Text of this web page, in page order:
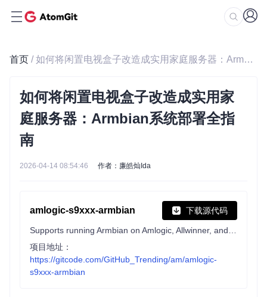
首页 / 如何将闲置电视盒子改造成实用家庭服务器：Armbian系统部署全指南
如何将闲置电视盒子改造成实用家
庭服务器：Armbian系统部署全指
南
2026-04-14 08:54:46 作者：廉皓灿Ida
amlogic-s9xxx-armbian 下载源代码
项目地址：
https://gitcode.com/GitHub_Trending/am/amlogic-
s9xxx-armbian